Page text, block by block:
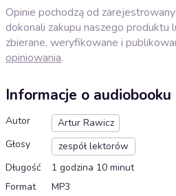
Opinie pochodzą od
dokonali zakupu naszego produktu
zbierane, weryfikowane i
opiniowania.
Informacje o audiobooku
Autor
Artur Rawicz
Głosy
zespół lektorów
Długość
1 godzina 10 minut
Format
MP3